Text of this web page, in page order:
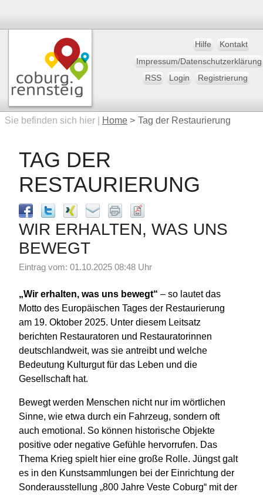
Hilfe
Kontakt
Impressum/Datenschutzerklärung
RSS
Login Registrierung
Sie befinden sich hier | Home > Tag der Restaurierung
TAG DER
RESTAURIERUNG
WIR ERHALTEN, WAS UNS
BEWEGT
Eintrag vom: 01.10.2025 08:48 Uhr
„Wir erhalten, was uns bewegt“– so lautet das
Motto des Europäischen Tages der Restaurierung
am 19. Oktober 2025. Unter diesem Leitsatz
berichten Restauratoren und Restauratorinnen
deutschlandweit, was sie antreibt und welche
Bedeutung Kulturgut für das Leben und die
Gesellschaft hat.
Bewegt werden Menschen nicht nur im wörtlichen
Sinne, wie etwa durch ein Fahrzeug, sondern oft
auch emotional. So können historische Objekte
positive oder negative Gefühle hervorrufen. Das
Thema Krieg spielt hier eine große Rolle. Jüngst galt
es in den Kunstsammlungen bei der Einrichtung der
Sonderausstellung „800 Jahre Veste Coburg“ mit der